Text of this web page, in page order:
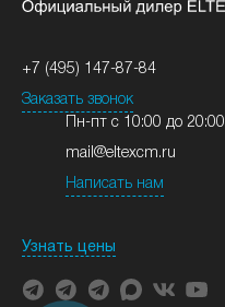
+7 (495) 147-87-84
Заказать звонок
Пн-пт с 10:00 до 20:00
mail@eltexcm.ru
Написать нам
Узнать цены